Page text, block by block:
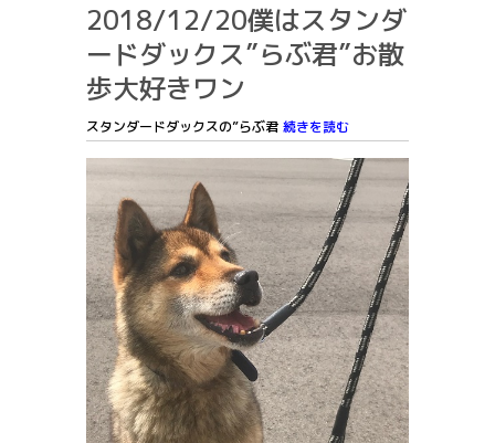
2018/12/20僕はスタンダ
ードダックス”らぶ君”お散
歩大好きワン
スタンダードダックスの”らぶ君 続きを読む